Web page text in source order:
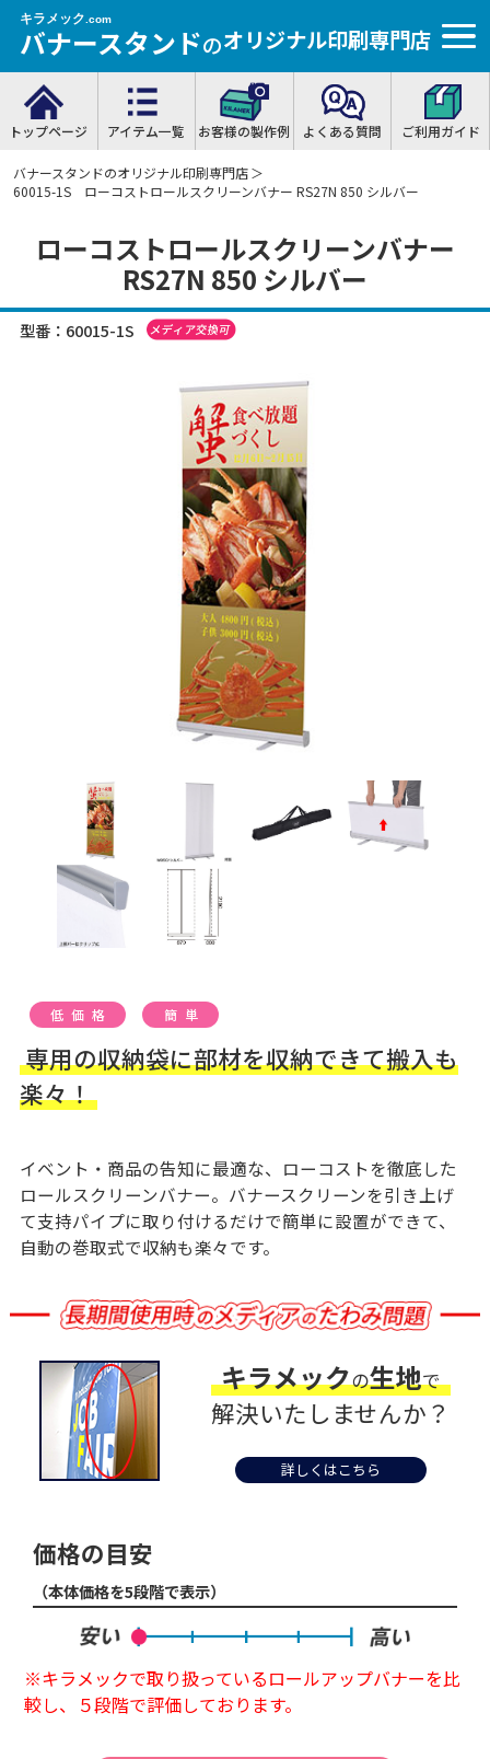
キラメック.com
バナースタンドのオリジナル印刷専門店
トップページ アイテム一覧 お客様の製作例 よくある質問 ご利用ガイド
バナースタンドのオリジナル印刷専門店＞
60015-1S ローコストロールスクリーンバナー RS27N 850 シルバー
ローコストロールスクリーンバナー
RS27N 850 シルバー
型番：60015-1S
低価格 簡単
専用の収納袋に部材を収納できて搬入も
楽々！
イベント・商品の告知に最適な、ローコストを徹底した
ロールスクリーンバナー。バナースクリーンを引き上げ
て支持パイプに取り付けるだけで簡単に設置ができて、
自動の巻取式で収納も楽々です。
キラメックの生地で
解決いたしませんか？
詳しくはこちら
価格の目安
（本体価格を5段階で表示）
※キラメックで取り扱っているロールアップバナーを比
較し、５段階で評価しております。